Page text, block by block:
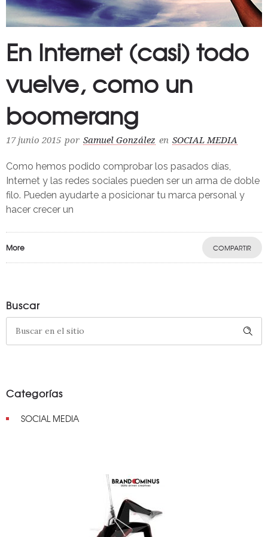
En Internet (casi) todo
vuelve, como un
boomerang
17 junio 2015 por Samuel González en SOCIAL MEDIA
Como hemos podido comprobar los pasados días,
Internet y las redes sociales pueden ser un arma de doble
filo. Pueden ayudarte a posicionar tu marca personal y
hacer crecer un
More COMPARTIR
Buscar
Categorías
SOCIAL MEDIA